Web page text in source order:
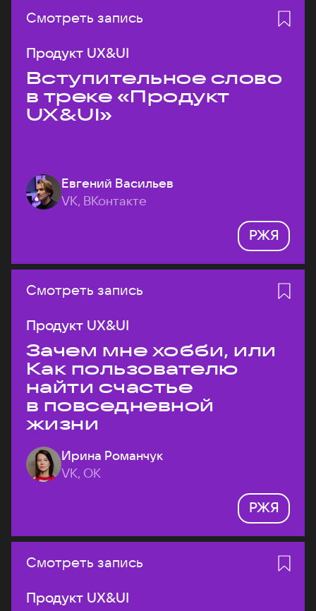
Смотреть запись
Продукт UX&UI
Вступительное слово
в треке «Продукт
UX&UI»
Евгений Васильев
VK, ВКонтакте
РЖЯ
Смотреть запись
Продукт UX&UI
Зачем мне хобби, или
Как пользователю
найти счастье
в повседневной
жизни
Ирина Романчук
VK, ОК
РЖЯ
Смотреть запись
Продукт UX&UI